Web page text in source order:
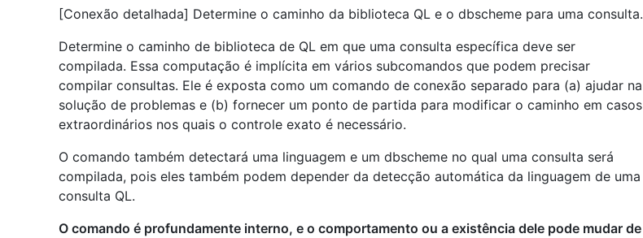
[Conexão detalhada] Determine o caminho da biblioteca QL e o dbscheme para uma consulta.
Determine o caminho de biblioteca de QL em que uma consulta específica deve ser
compilada. Essa computação é implícita em vários subcomandos que podem precisar
compilar consultas. Ele é exposta como um comando de conexão separado para (a) ajudar na
solução de problemas e (b) fornecer um ponto de partida para modificar o caminho em casos
extraordinários nos quais o controle exato é necessário.
O comando também detectará uma linguagem e um dbscheme no qual uma consulta será
compilada, pois eles também podem depender da detecção automática da linguagem de uma
consulta QL.
O comando é profundamente interno, e o comportamento ou a existência dele pode mudar de